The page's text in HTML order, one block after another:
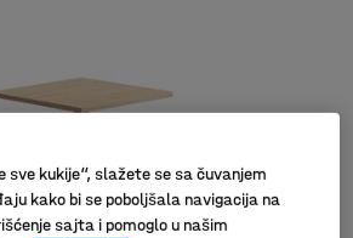
sve kukije“, slažete se sa čuvanjem
kako bi se poboljšala navigacija na
sajta i pomoglo u našim